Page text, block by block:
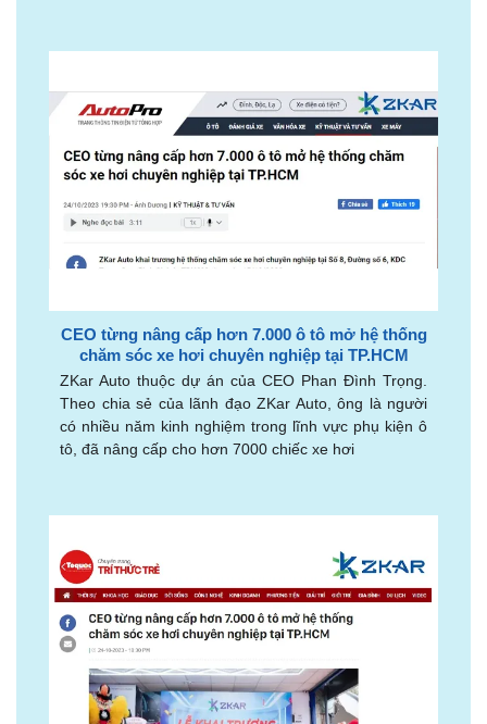
CEO từng nâng cấp hơn 7.000 ô tô mở hệ thống
chăm sóc xe hơi chuyên nghiệp tại TP.HCM
ZKar Auto thuộc dự án của CEO Phan Đình Trọng.
Theo chia sẻ của lãnh đạo ZKar Auto, ông là người
có nhiều năm kinh nghiệm trong lĩnh vực phụ kiện ô
tô, đã nâng cấp cho hơn 7000 chiếc xe hơi